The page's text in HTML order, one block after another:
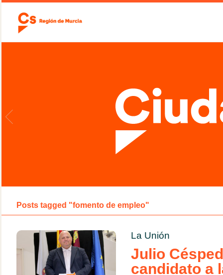
Posts tagged "fomento de empleo"
La Unión
Julio
candidato a